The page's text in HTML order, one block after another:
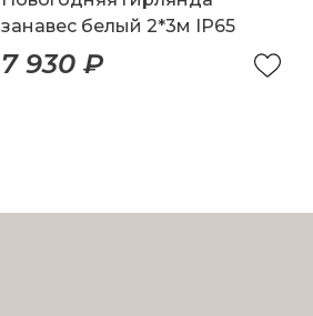
занавес белый 2*3м IP65
7 930 ₽